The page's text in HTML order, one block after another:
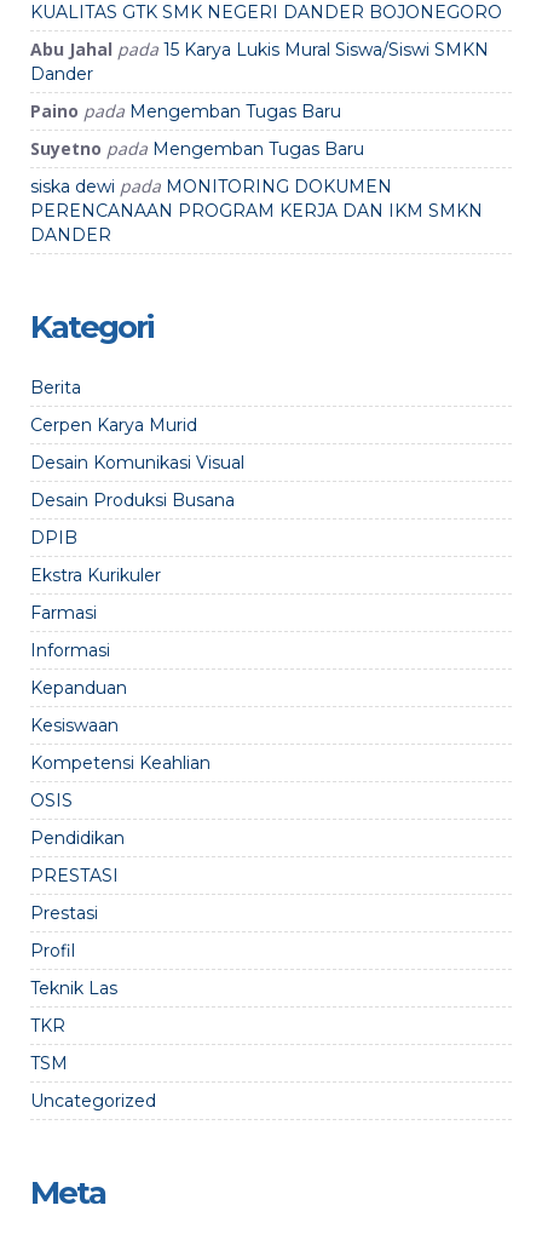
KUALITAS GTK SMK NEGERI DANDER BOJONEGORO
Abu Jahal pada 15 Karya Lukis Mural Siswa/Siswi SMKN
Dander
Paino pada Mengemban Tugas Baru
Suyetno pada Mengemban Tugas Baru
siska dewi pada MONITORING DOKUMEN
PERENCANAAN PROGRAM KERJA DAN IKM SMKN
DANDER
Kategori
Berita
Cerpen Karya Murid
Desain Komunikasi Visual
Desain Produksi Busana
DPIB
Ekstra Kurikuler
Farmasi
Informasi
Kepanduan
Kesiswaan
Kompetensi Keahlian
OSIS
Pendidikan
PRESTASI
Prestasi
Profil
Teknik Las
TKR
TSM
Uncategorized
Meta